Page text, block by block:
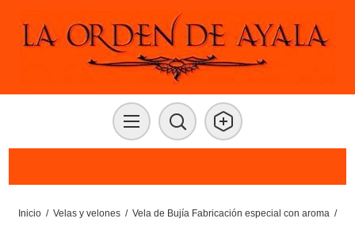
Inicio / Velas y velones / Vela de Bujía Fabricación especial con aroma /